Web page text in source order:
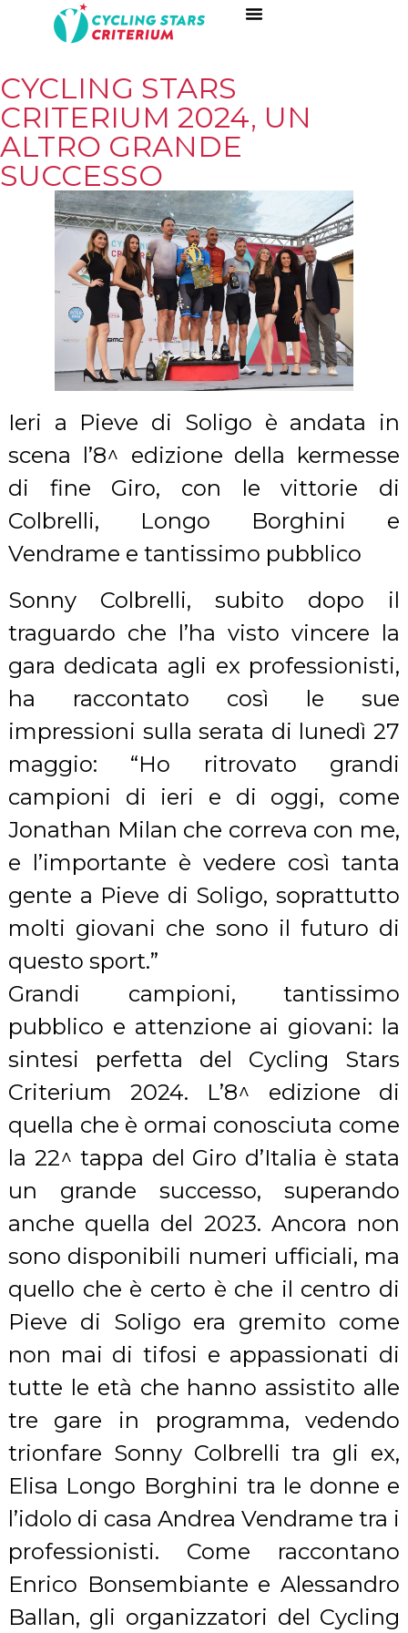
CYCLING STARS
CRITERIUM 2024, UN
ALTRO GRANDE
SUCCESSO
Ieri a Pieve di Soligo è andata in
scena l’8^ edizione della kermesse
di fine Giro, con le vittorie di
Colbrelli, Longo Borghini e
Vendrame e tantissimo pubblico
Sonny Colbrelli, subito dopo il
traguardo che l’ha visto vincere la
gara dedicata agli ex professionisti,
ha raccontato così le sue
impressioni sulla serata di lunedì 27
maggio: “Ho ritrovato grandi
campioni di ieri e di oggi, come
Jonathan Milan che correva con me,
e l’importante è vedere così tanta
gente a Pieve di Soligo, soprattutto
molti giovani che sono il futuro di
questo sport.”
Grandi campioni, tantissimo
pubblico e attenzione ai giovani: la
sintesi perfetta del Cycling Stars
Criterium 2024. L’8^ edizione di
quella che è ormai conosciuta come
la 22^ tappa del Giro d’Italia è stata
un grande successo, superando
anche quella del 2023. Ancora non
sono disponibili numeri ufficiali, ma
quello che è certo è che il centro di
Pieve di Soligo era gremito come
non mai di tifosi e appassionati di
tutte le età che hanno assistito alle
tre gare in programma, vedendo
trionfare Sonny Colbrelli tra gli ex,
Elisa Longo Borghini tra le donne e
l’idolo di casa Andrea Vendrame tra i
professionisti. Come raccontano
Enrico Bonsembiante e Alessandro
Ballan, gli organizzatori del Cycling